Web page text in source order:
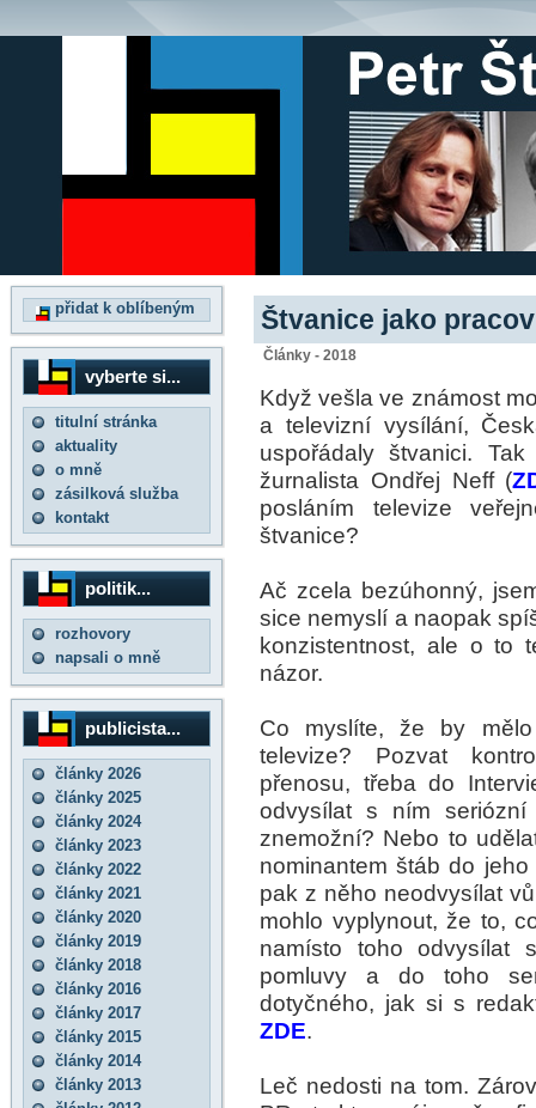
přidat k oblíbeným
vyberte si...
titulní stránka
aktuality
o mně
zásilková služba
kontakt
politik...
rozhovory
napsali o mně
publicista...
články 2026
články 2025
články 2024
články 2023
články 2022
články 2021
články 2020
články 2019
články 2018
články 2016
články 2017
články 2015
články 2014
články 2013
Štvanice jako
Články - 2018
Když vešla ve známost
a televizní vysílání,
uspořádaly štvanici.
žurnalista Ondřej Neff (
posláním televize
štvanice?
Ač zcela bezúhonný,
sice nemyslí a naopak
konzistentnost, ale o to
názor.
Co myslíte, že by
televize? Pozvat
přenosu, třeba do
odvysílat s ním
znemožní? Nebo to
nominantem štáb do
pak z něho neodvysílat
mohlo vyplynout, že to,
namísto toho odvysílat
pomluvy a do toho
dotyčného, jak si s
ZDE.
Leč nedosti na tom.